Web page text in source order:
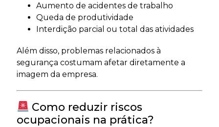
Aumento de acidentes de trabalho
Queda de produtividade
Interdição parcial ou total das atividades
Além disso, problemas relacionados à
segurança costumam afetar diretamente a
imagem da empresa.
Como reduzir riscos
ocupacionais na prática?